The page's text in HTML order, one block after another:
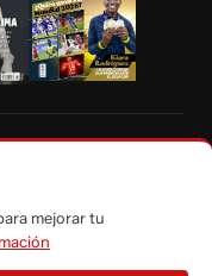
de Vistazo.com.
mejorar tu